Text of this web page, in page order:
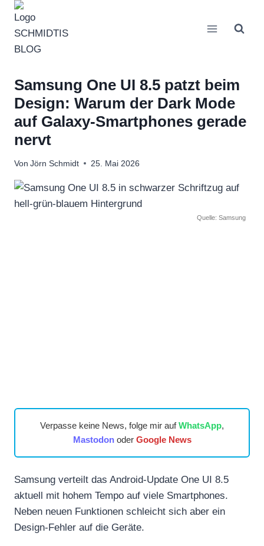
Zum
Inhalt
springen
Samsung One UI 8.5 patzt beim
Design: Warum der Dark Mode
auf Galaxy-Smartphones gerade
nervt
Von Jörn Schmidt 25. Mai 2026
Quelle: Samsung
Verpasse keine News, folge mir aufWhatsApp,
Mastodonoder Google News
Samsung verteilt das Android-Update One UI 8.5
aktuell mit hohem Tempo auf viele Smartphones.
Neben neuen Funktionen schleicht sich aber ein
Design-Fehler auf die Geräte.